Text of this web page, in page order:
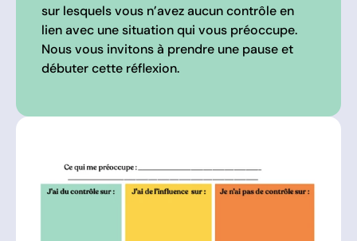
sur lesquels vous n’avez aucun contrôle en
lien avec une situation qui vous préoccupe.
Nous vous invitons à prendre une pause et
débuter cette réflexion.